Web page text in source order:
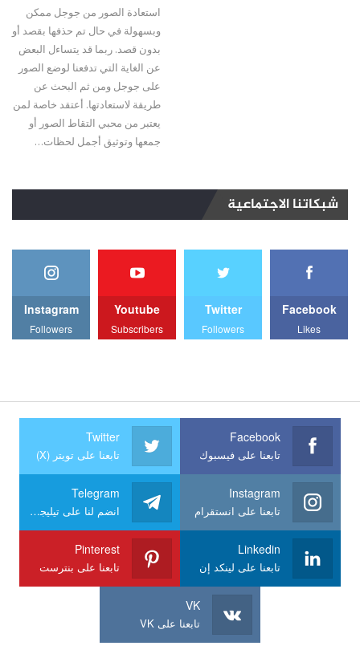
استعادة الصور من جوجل ممكن
وبسهولة في حال تم حذفها بقصد أو
بدون قصد. ربما قد يتساءل البعض
عن الغاية التي تدفعنا لوضع الصور
على جوجل ومن ثم البحث عن
طريقة لاستعادتها. أعتقد خاصة لمن
يعتبر من محبي التقاط الصور أو
جمعها وتوثيق أجمل لحظات…
شبكاتنا الاجتماعية
Facebook
Likes
Twitter
Followers
Youtube
Subscribers
Instagram
Followers
Facebook
تابعنا على فيسبوك
Twitter
تابعنا على تويتر (X)
Instagram
تابعنا على انستقرام
Telegram
انضم لنا على تيليجرام
Linkedin
تابعنا على لينكد إن
Pinterest
تابعنا على بنترست
VK
تابعنا على VK